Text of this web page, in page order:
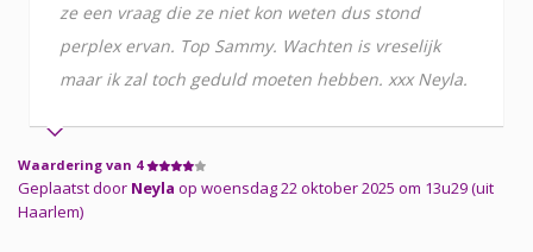
ze een vraag die ze niet kon weten dus stond
perplex ervan. Top Sammy. Wachten is vreselijk
maar ik zal toch geduld moeten hebben. xxx Neyla.
Waardering van 4
Geplaatst door Neyla op woensdag 22 oktober 2025 om 13u29 (uit
Haarlem)